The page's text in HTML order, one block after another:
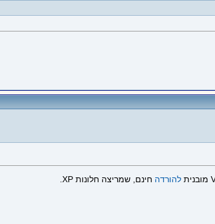
להורדה חינם, שמריצה חלונות XP.